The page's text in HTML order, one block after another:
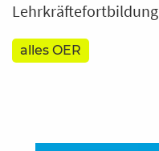
Lehrkräftefortbildung
alles OER